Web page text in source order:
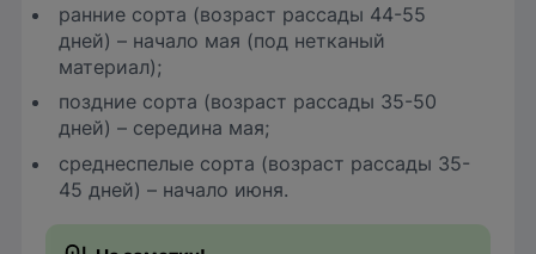
ранние сорта (возраст рассады 44-55
дней) – начало мая (под нетканый
материал);
поздние сорта (возраст рассады 35-50
дней) – середина мая;
среднеспелые сорта (возраст рассады 35-
45 дней) – начало июня.